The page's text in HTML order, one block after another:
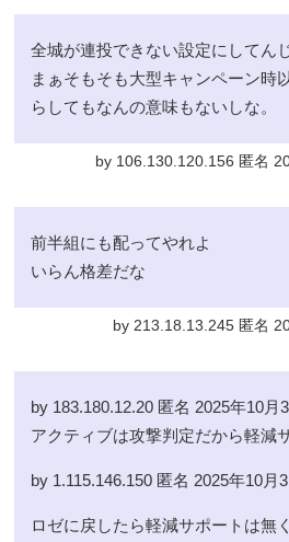
全城が連投できない設定にしてん
まぁそもそも大型キャンペーン時
らしてもなんの意味もないしな。
by 106.130.120.156 匿名
前半組にも配ってやれよ
いらん格差だな
by 213.18.13.245 匿名
by 183.180.12.20 匿名 2025年10月
アクティブは攻撃判定だから軽減
by 1.115.146.150 匿名 2025年10月
ロゼに戻したら軽減サポートは無